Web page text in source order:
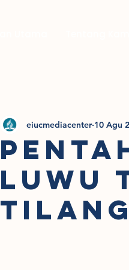
LUWU
eiucmediacenter 10 Agu